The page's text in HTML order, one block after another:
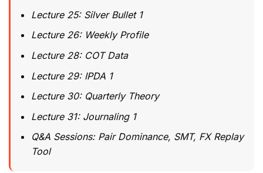
Lecture 25: Silver Bullet 1
Lecture 26: Weekly Profile
Lecture 28: COT Data
Lecture 29: IPDA 1
Lecture 30: Quarterly Theory
Lecture 31: Journaling 1
Q&A Sessions: Pair Dominance, SMT, FX Replay
Tool